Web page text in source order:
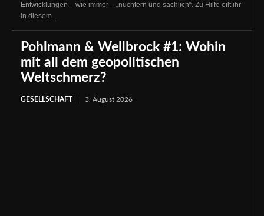
Entwicklungen – wie immer – „nüchtern und sachlich“. Zu Hilfe eilt ihr
in diesem...
Pohlmann & Wellbrock #1: Wohin
mit all dem geopolitischen
Weltschmerz?
GESELLSCHAFT 3. August 2026